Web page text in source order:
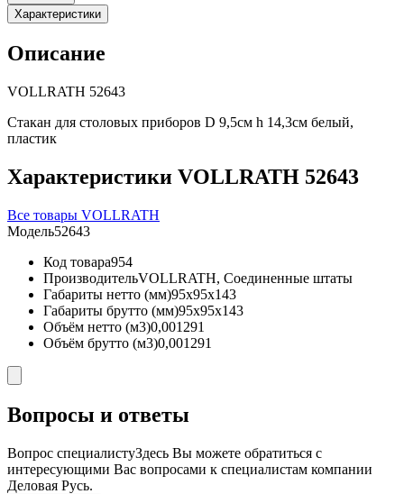
Характеристики
Описание
VOLLRATH 52643
Стакан для столовых приборов D 9,5см h 14,3см белый,
пластик
Характеристики VOLLRATH 52643
Все товары VOLLRATH
Модель52643
Код товара954
ПроизводительVOLLRATH, Соединенные штаты
Габариты нетто (мм)95x95x143
Габариты брутто (мм)95x95x143
Объём нетто (м3)0,001291
Объём брутто (м3)0,001291
Вопросы и ответы
Вопрос специалистуЗдесь Вы можете обратиться с
интересующими Вас вопросами к специалистам компании
Деловая Русь.